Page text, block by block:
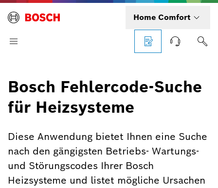
Home Comfort
Bosch Fehlercode-Suche
für Heizsysteme
Diese Anwendung bietet Ihnen eine Suche
nach den gängigsten Betriebs- Wartungs-
und Störungscodes Ihrer Bosch
Heizsysteme und listet mögliche Ursachen